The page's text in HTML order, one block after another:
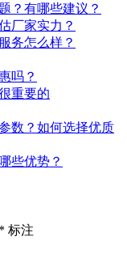
？有哪些建议？
厂家实力？
务怎么样？
吗？
重要的
数？如何选择优质
些优势？
* 标注